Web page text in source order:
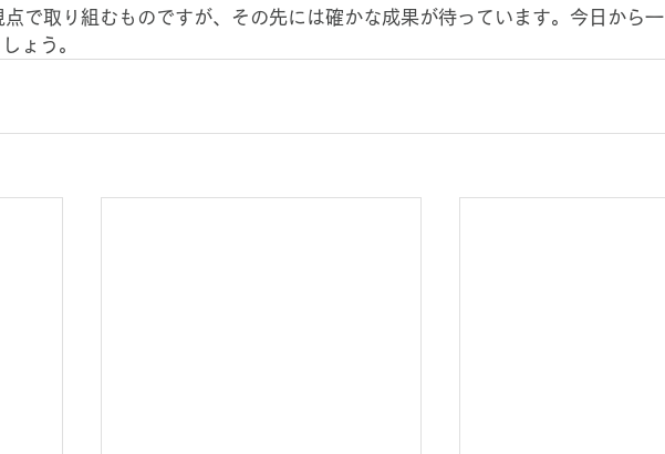
で取り組むものですが、その先には確かな成果が待っています。今日から一
ょう。